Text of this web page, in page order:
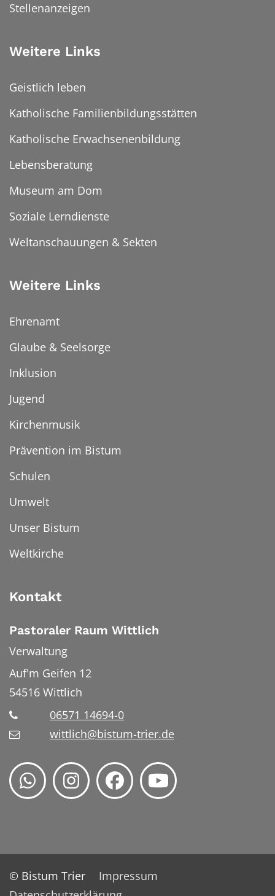
Stellenanzeigen
Weitere Links
Geistlich leben
Katholische Familienbildungsstätten
Katholische Erwachsenenbildung
Lebensberatung
Museum am Dom
Soziale Lerndienste
Weltanschauungen & Sekten
Weitere Links
Ehrenamt
Glaube & Seelsorge
Inklusion
Jugend
Kirchenmusik
Prävention im Bistum
Schulen
Umwelt
Unser Bistum
Weltkirche
Kontakt
Pastoraler Raum Wittlich
Verwaltung
Auf'm Geifen 12
54516 Wittlich
06571 14694-0
wittlich@bistum-trier.de
© Bistum Trier
Impressum